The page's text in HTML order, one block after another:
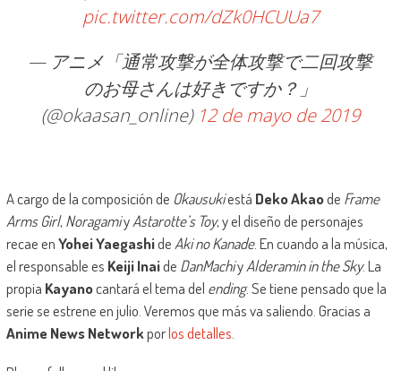
pic.twitter.com/dZk0HCUUa7
— アニメ「通常攻撃が全体攻撃で二回攻撃
のお母さんは好きですか？」
(@okaasan_online) 12 de mayo de 2019
A cargo de la composición de Okausukiestá Deko Akaode Frame
Arms Girl, NoragamiyAstarotte’s Toy, y el diseño de personajes
recae enYohei Yaegashide Aki no Kanade. En cuando a la música,
el responsable es Keiji Inaide DanMachiyAlderamin in the Sky. La
propia Kayanocantará el tema del ending. Se tiene pensado que la
serie se estrene en julio. Veremos que más va saliendo. Gracias a
Anime News Networkporlos detalles